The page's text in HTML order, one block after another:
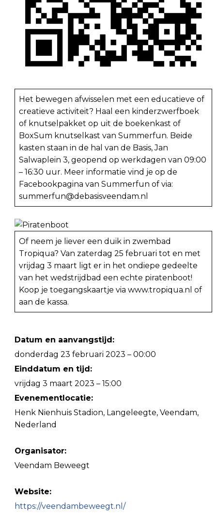
Het bewegen afwisselen met een educatieve of
creatieve activiteit? Haal een kinderzwerfboek
of knutselpakket op uit de boekenkast of
BoxSum knutselkast van Summerfun. Beide
kasten staan in de hal van de Basis, Jan
Salwaplein 3, geopend op werkdagen van 09:00
– 16:30 uur. Meer informatie vind je op de
Facebookpagina van Summerfun of via:
summerfun@debasisveendam.nl
Of neem je liever een duik in zwembad
Tropiqua? Van zaterdag 25 februari tot en met
vrijdag 3 maart ligt er in het ondiepe gedeelte
van het wedstrijdbad een echte piratenboot!
Koop je toegangskaartje via www.tropiqua.nl of
aan de kassa.
Datum en aanvangstijd:
donderdag 23 februari 2023 – 00:00
Einddatum en tijd:
vrijdag 3 maart 2023 – 15:00
Evenementlocatie:
Henk Nienhuis Stadion, Langeleegte, Veendam,
Nederland
Organisator:
Veendam Beweegt
Website:
https://veendambeweegt.nl/